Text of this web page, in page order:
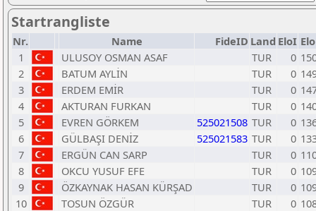
Startrangliste
Nr. Name FideID Land EloI
1
ULUSOY OSMAN ASAF TUR 0
2
BATUM AYLİN TUR 0
3
ERDEM EMİR TUR 0
4
AKTURAN FURKAN TUR 0
5
EVREN GÖRKEM 525021508 TUR 0
6
GÜLBAŞI DENİZ 525021583 TUR 0
7
ERGÜN CAN SARP TUR 0
8
OKCU YUSUF EFE TUR 0
9
ÖZKAYNAK HASAN KÜRŞAD TUR 0
10
TOSUN ÖZGÜR TUR 0